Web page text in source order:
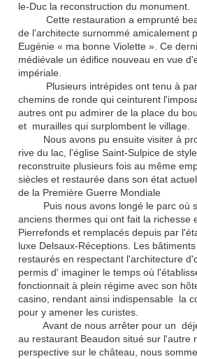
le-Duc la reconstruction du monument.
Cette restauration a emprunté
de l'architecte surnommé amicalement
Eugénie « ma bonne Violette ». Ce
médiévale un édifice nouveau en vue
impériale.
Plusieurs intrépides ont tenu à
chemins de ronde qui ceinturent
autres ont pu admirer de la place du
et murailles qui surplombent le village.
Nous avons pu ensuite visiter à
rive du lac, l'église Saint-Sulpice de
reconstruite plusieurs fois au même
siècles et restaurée dans son état
de la Première Guerre Mondiale
Puis nous avons longé le parc où
anciens thermes qui ont fait la richesse
Pierrefonds et remplacés depuis par
luxe Delsaux-Réceptions. Les
restaurés en respectant l'architecture
permis d' imaginer le temps où
fonctionnait à plein régime avec son
casino, rendant ainsi indispensable la
pour y amener les curistes.
Avant de nous arrêter pour un
au restaurant Beaudon situé sur l'autre
perspective sur le château, nous